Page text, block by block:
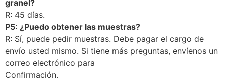
granel?
R: 45 días.
P5: ¿Puedo obtener las muestras?
R: Sí, puede pedir muestras. Debe pagar el cargo de
envío usted mismo. Si tiene más preguntas, envíenos un
correo electrónico para
Confirmación.